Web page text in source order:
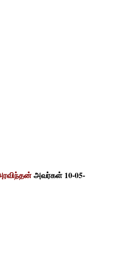
அவர்கள் 10-05-